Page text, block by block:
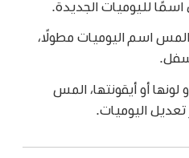
اسمًا لليوميات الجديدة.
المس اسم اليوميات مطولًا،
أو أيقونتها، المس
تعديل اليوميات.